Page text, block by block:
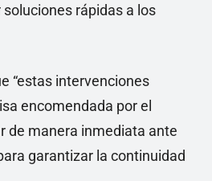
rápidas a los
“estas intervenciones
encomendada por el
de manera inmediata ante
garantizar la continuidad